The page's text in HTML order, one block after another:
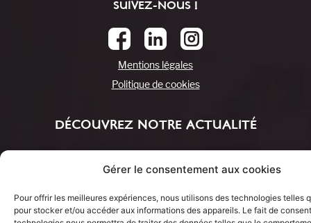
Gérer le consentement aux cookies
Pour offrir les meilleures expériences, nous utilisons des technologies telles
pour stocker et/ou accéder aux informations des appareils. Le fait de
SUIVEZ-NOUS !
Mentions légales
Politique de cookies
DÉCOUVREZ NOTRE ACTUALITÉ